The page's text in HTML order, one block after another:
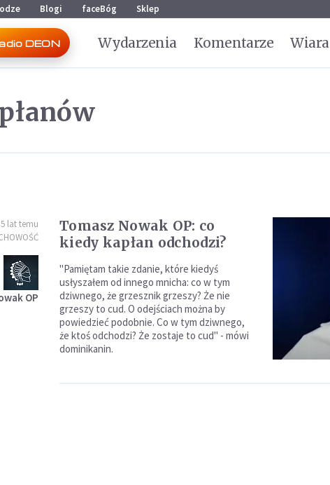
Blogi faceBóg Sklep
DEON Wydarzenia Komentarze Wiara
5 lat temu
OP
Tomasz Nowak OP: co
kiedy kapłan odchodzi?
"Pamiętam takie zdanie, które kiedyś
usłyszałem od innego mnicha: co w tym
dziwnego, że grzesznik grzeszy? Że nie
grzeszy to cud. O odejściach można by
powiedzieć podobnie. Co w tym dziwnego,
że ktoś odchodzi? Że zostaje to cud" - mówi
dominikanin.